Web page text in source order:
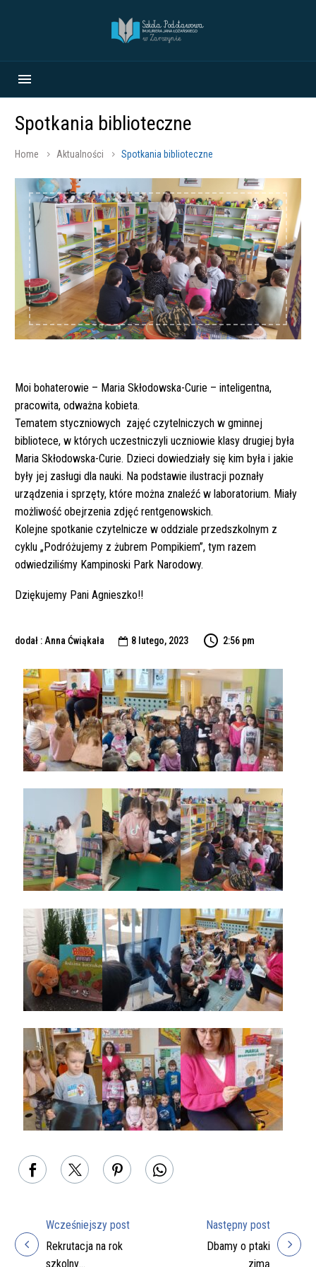
Spotkania biblioteczne
Home Aktualności Spotkania biblioteczne
Moi bohaterowie – Maria Skłodowska-Curie – inteligentna,
pracowita, odważna kobieta.
Tematem styczniowych zajęć czytelniczych w gminnej
bibliotece, w których uczestniczyli uczniowie klasy drugiej była
Maria Skłodowska-Curie. Dzieci dowiedziały się kim była i jakie
były jej zasługi dla nauki. Na podstawie ilustracji poznały
urządzenia i sprzęty, które można znaleźć w laboratorium. Miały
możliwość obejrzenia zdjęć rentgenowskich.
Kolejne spotkanie czytelnicze w oddziale przedszkolnym z
cyklu „Podróżujemy z żubrem Pompikiem”, tym razem
odwiedziliśmy Kampinoski Park Narodowy.
Dziękujemy Pani Agnieszko!!
dodał : Anna Ćwiąkała  8 lutego, 2023 2:56 pm
Nawigacja
Wcześniejszy post
Rekrutacja na rok
szkolny
Następny post
Dbamy o ptaki
zimą